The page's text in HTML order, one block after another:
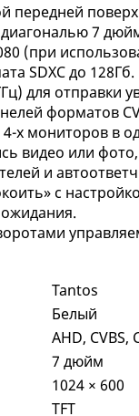
передней
7
(при
SDXC до 128Гб.
для
форматов
х мониторов в
видео или
и
с
Tantos
Белый
AHD, CVBS,
7 дюйм
1024 × 600
TFT